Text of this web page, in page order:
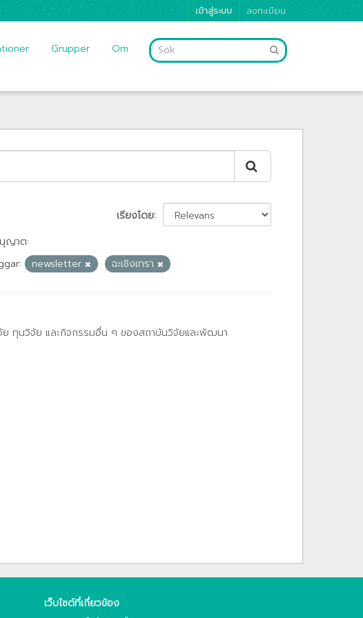
เข้าสู่ระบบ ลงทะเบียน
Grupper Om
เรียงโดย
ญาต:
newsletter ฉะเชิงเทรา
ย ทุนวิจัย และกิจกรรมอื่น ๆ ของสถาบันวิจัยและพัฒนา
เว็บไซต์ที่เกี่ยวข้อง